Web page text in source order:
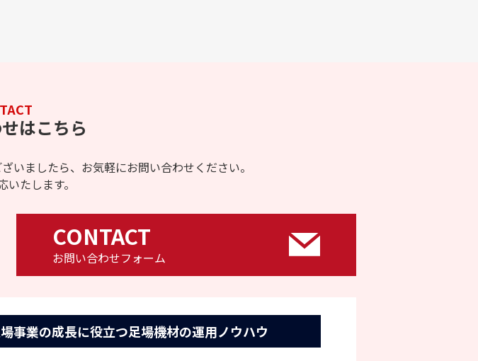
はこちら
いましたら、お気軽にお問い合わせください。
たします。
CONTACT
お問い合わせフォーム
事業の成長に役立つ足場機材の運用ノウハウ